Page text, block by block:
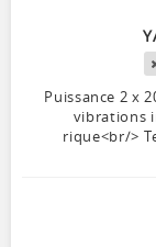
Puissance 2 x
vibrations
rique<br/>